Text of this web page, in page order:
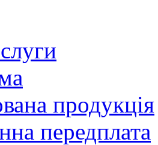
продукція
передплата